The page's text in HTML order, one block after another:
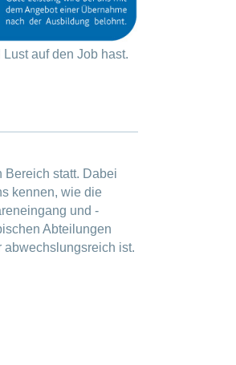
auf den Job hast.
Bereich statt. Dabei
kennen, wie die
und -
Abteilungen
abwechslungsreich ist.